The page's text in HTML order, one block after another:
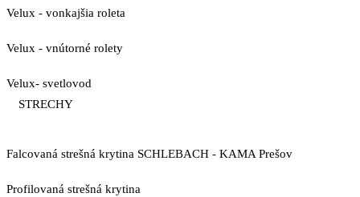
Velux - vonkajšia roleta
Velux - vnútorné rolety
Velux- svetlovod
STRECHY
Falcovaná strešná krytina SCHLEBACH - KAMA Prešov
Profilovaná strešná krytina